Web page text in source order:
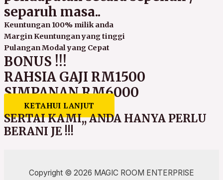
separuh masa..
Keuntungan 100% milik anda
Margin Keuntungan yang tinggi
Pulangan Modal yang Cepat
BONUS !!!
RAHSIA GAJI RM1500
SIMPANAN RM6000
KETAHUI LANJUT
SERTAI KAMI,, ANDA HANYA PERLU
BERANI JE !!!
Copyright © 2026 MAGIC ROOM ENTERPRISE